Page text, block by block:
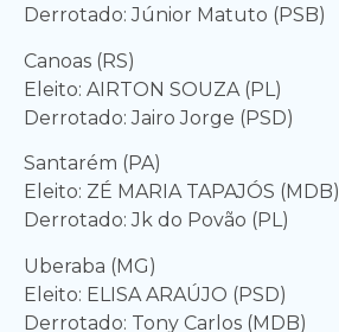
Derrotado: Júnior Matuto (PSB)
Canoas (RS)
Eleito: AIRTON SOUZA (PL)
Derrotado: Jairo Jorge (PSD)
Santarém (PA)
Eleito: ZÉ MARIA TAPAJÓS (MDB)
Derrotado: Jk do Povão (PL)
Uberaba (MG)
Eleito: ELISA ARAÚJO (PSD)
Derrotado: Tony Carlos (MDB)